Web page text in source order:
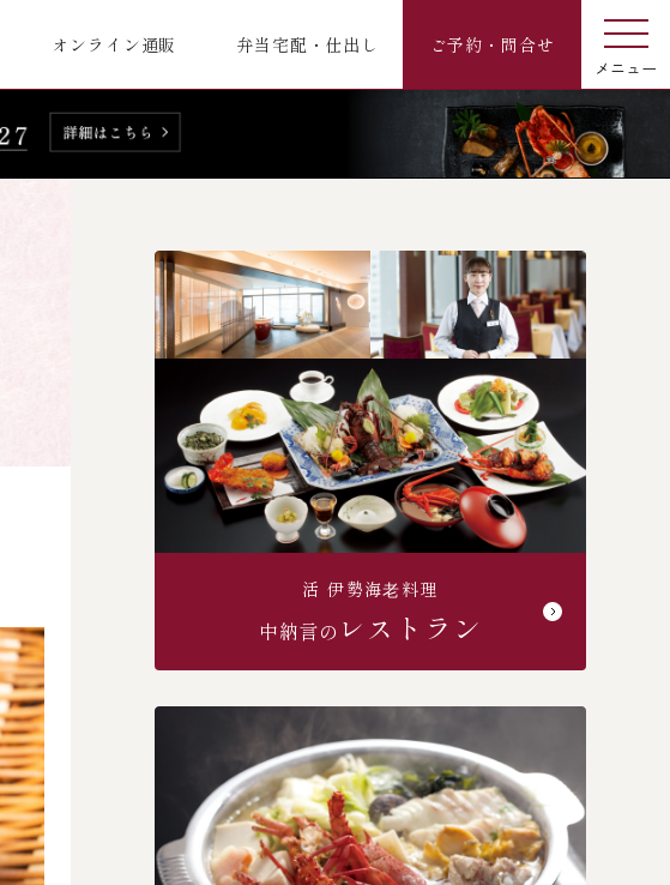
オンライン通販 弁当宅配・仕出し ご予約・問合せ
活 伊勢海⽼料理
中納言の レストラン